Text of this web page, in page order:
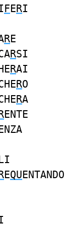
FERI
RE
RSI
RAI
RO
RA
ENTE
EQUENTANDO